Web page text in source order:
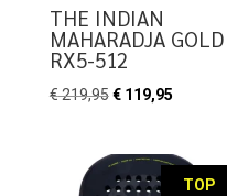
THE INDIAN
MAHARADJA GOLD
RX5-512
€219,95 Oorspronkelijke
was:
€ 219,95.
€119,95Huidige
is:
€ 119,95.
TOP